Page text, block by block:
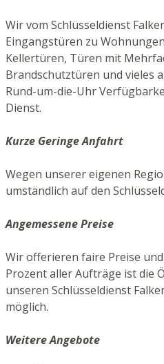
Wir vom Schlüsseldienst
Eingangstüren zu
Kellertüren, Türen mit
Brandschutztüren und vieles
Rund-um-die-Uhr
Dienst.
Kurze Geringe Anfahrt
Wegen unserer eigenen
umständlich auf den
Angemessene Preise
Wir offerieren faire Preise
Prozent aller Aufträge ist die
unseren Schlüsseldienst
möglich.
Weitere Angebote